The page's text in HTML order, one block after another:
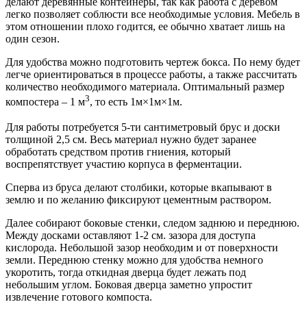
легко позволяет соблюсти все необходимые условия. Мебель в
этом отношении плохо годится, ее обычно хватает лишь на
один сезон.
Для удобства можно подготовить чертеж бокса. По нему будет
легче ориентироваться в процессе работы, а также рассчитать
количество необходимого материала. Оптимальный размер
компостера – 1 м3, то есть 1м×1м×1м.
Для работы потребуется 5-ти сантиметровый брус и доски
толщиной 2,5 см. Весь материал нужно будет заранее
обработать средством против гниения, который
воспрепятствует участию корпуса в ферментации.
Сперва из бруса делают столбики, которые вкапывают в
землю и по желанию фиксируют цементным раствором.
Далее собирают боковые стенки, следом заднюю и переднюю.
Между досками оставляют 1-2 см. зазора для доступа
кислорода. Небольшой зазор необходим и от поверхности
земли. Переднюю стенку можно для удобства немного
укоротить, тогда откидная дверца будет лежать под
небольшим углом. Боковая дверца заметно упростит
извлечение готового компоста.